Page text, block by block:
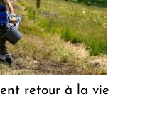
retour à la vie